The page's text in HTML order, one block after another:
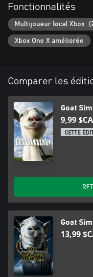
Fonctionnalités
Multijoueur local Xbox
Xbox One X améliorée
Comparer les
Goat
9,99
CETTE
Goat
13,99